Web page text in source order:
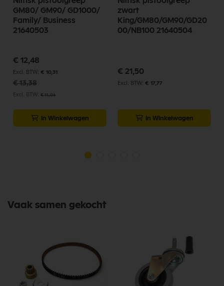
GM80/ GM90/ GD1000/
Family/ Business
21640503
Speciale
prijs
€ 12,48
€ 10,31
€ 13,38
€ 11,06
In Winkelwagen
zwart
King/GM80/GM90/GD20
00/NB100 21640504
€ 21,50
€ 17,77
In Winkelwagen
Vaak samen gekocht